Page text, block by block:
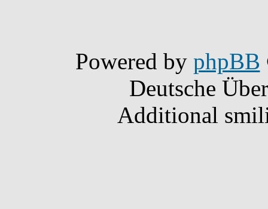
Powered by phpBB
Deutsche
Additional